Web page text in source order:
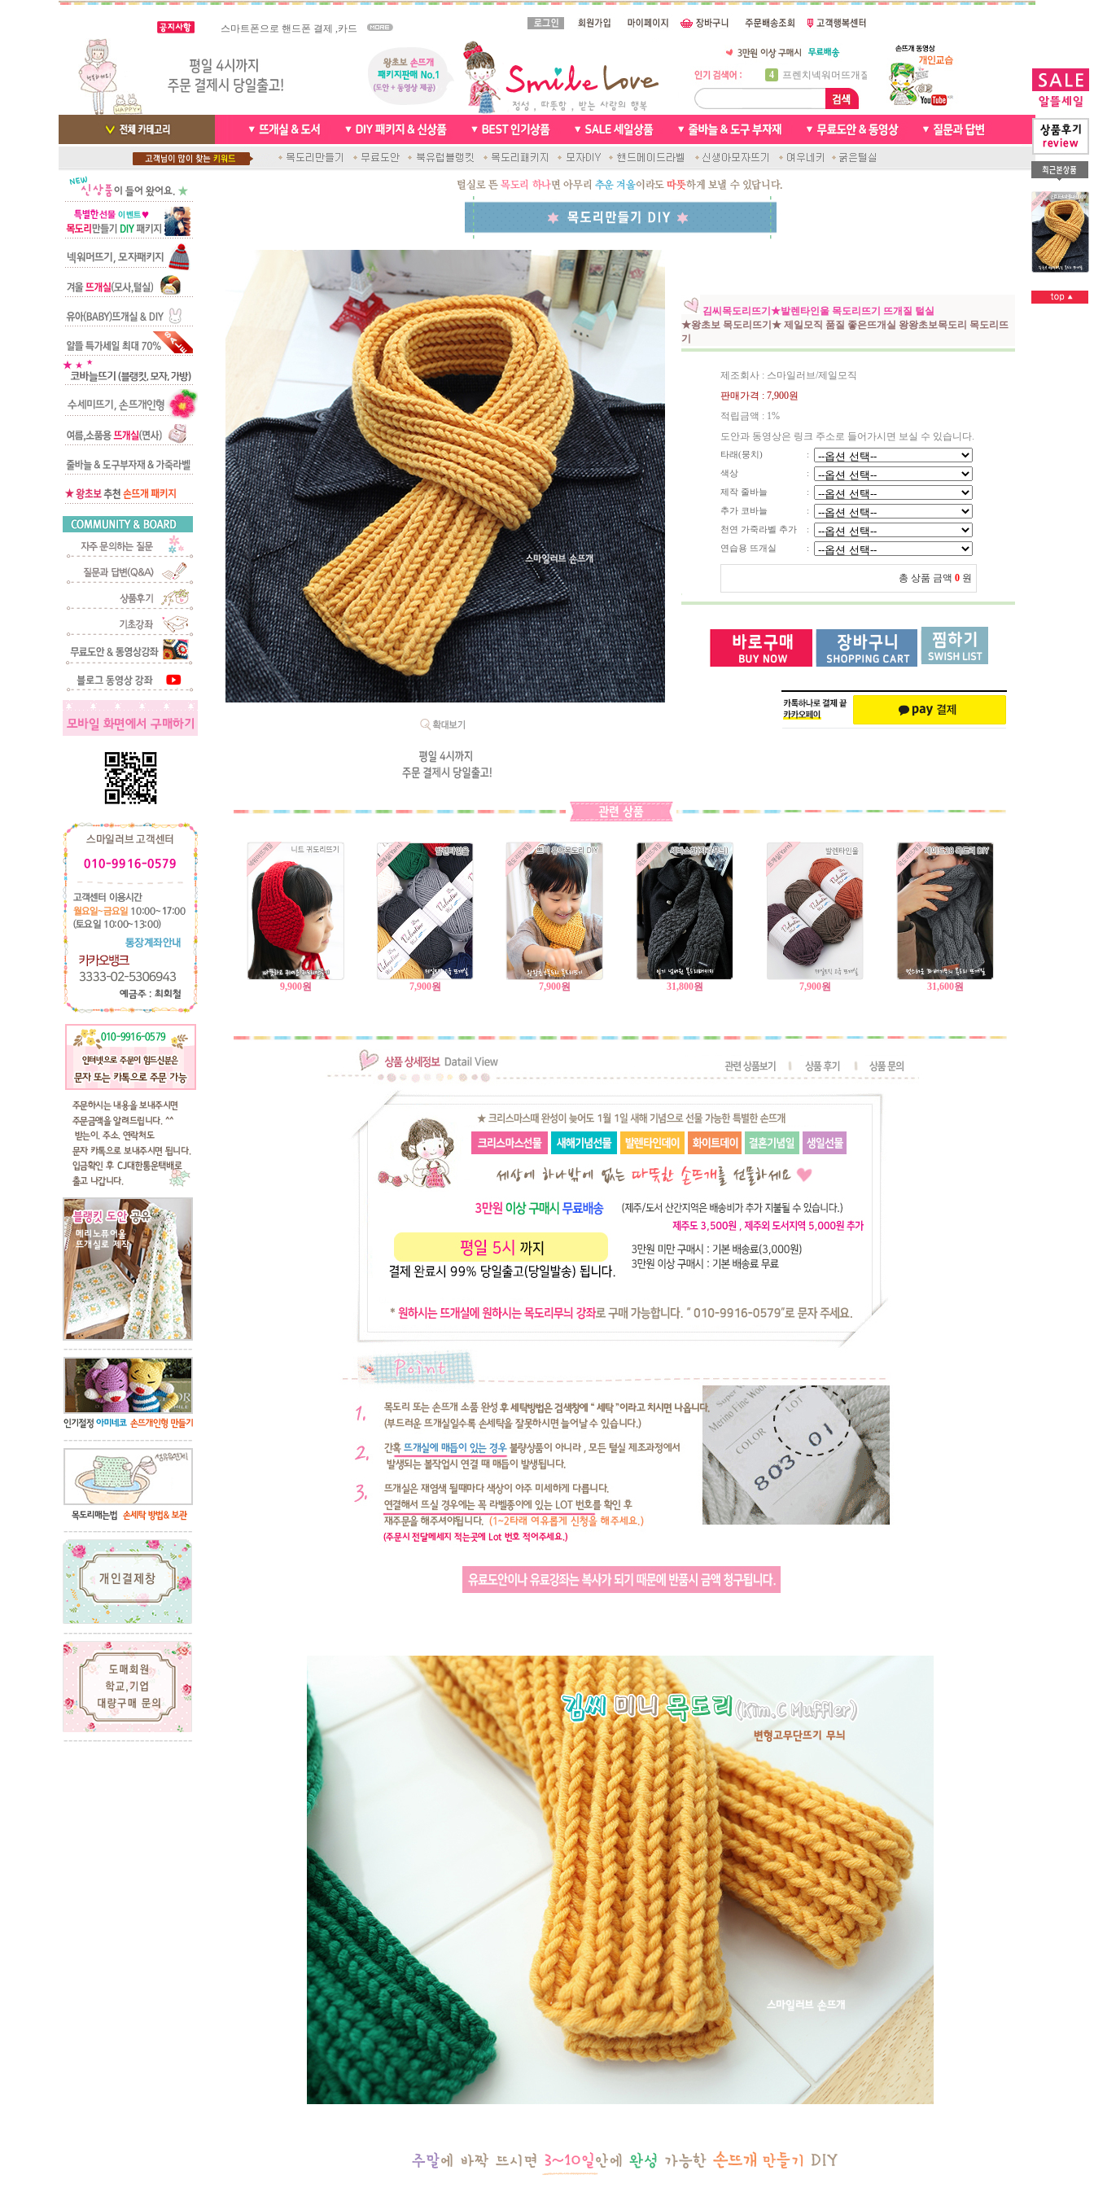
실시간 결
빠른 당일발송/ 거의 그 다음날
5
비니방울모자 동영상
6
꽈배기목도리
7
천연가죽 핸드메이드라벨
8
신생아모자뜨기
10
손뜨개인형
1
자라무늬 목도리뜨기
2
3
4
김씨목도리뜨기★발렌타인울 목도리뜨기 뜨개질 털실
★왕초보 목도리뜨기★ 제일모직 품질 좋은뜨개실 왕왕초보목도리 목도리뜨
기
제조회사 : 스마일러브/제일모직
판매가격 : 7,900원
적립금액 : 1%
도안과 동영상은 링크 주소로 들어가시면 보실 수 있습니다.
타래(뭉치)
:
색상
:
제작 줄바늘
:
추가 코바늘
:
천연 가죽라벨 추가
:
연습용 뜨개실
:
총 상품 금액 0 원
9,900원 7,900원 7,900원 31,800원 7,900원 31,600원